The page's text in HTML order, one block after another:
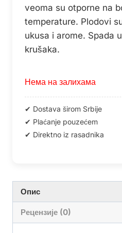
veoma su otporne na
temperature. Plodovi
ukusa i arome. Spada
krušaka.
Нема на залихама
Опис
Рецензије (0)